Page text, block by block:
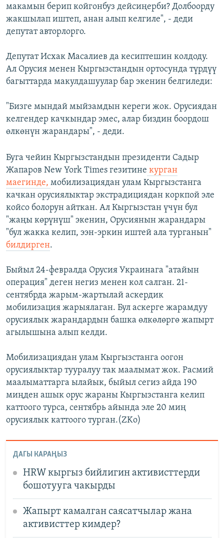
макамын берип койгонбуз дейсиңерби? Долбоорду
жакшылап иштеп, анан алып келгиле", - деди
депутат авторлорго.
Депутат Исхак Масалиев да кесиптешин колдоду.
Ал Орусия менен Кыргызстандын ортосунда түрдүү
багыттарда макулдашуулар бар экенин белгиледи:
"Бизге мындай мыйзамдын кереги жок. Орусиядан
келгендер качкындар эмес, алар биздин боордош
өлкөнүн жарандары", - деди.
Буга чейин Кыргызстандын президенти Садыр
Жапаров New York Times гезитине курган
маегинде, мобилизациядан улам Кыргызстанга
качкан орусиялыктар экстрадициядан коркпой эле
койсо болорун айткан. Ал Кыргызстан үчүн бул
"жаңы көрүнүш" экенин, Орусиянын жарандары
"бул жакка келип, ээн-эркин иштей ала турганын"
билдирген.
Быйыл 24-февралда Орусия Украинага "атайын
операция" деген негиз менен кол салган. 21-
сентябрда жарым-жартылай аскердик
мобилизация жарыялаган. Бул аскерге жарамдуу
орусиялык жарандардын башка өлкөлөргө жапырт
агылышына алып келди.
Мобилизациядан улам Кыргызстанга оогон
орусиялыктар тууралуу так маалымат жок. Расмий
маалыматтарга ылайык, быйыл сегиз айда 190
миңден ашык орус жараны Кыргызстанга келип
каттоого турса, сентябрь айында эле 20 миң
орусиялык каттоого турган.(ZKo)
ДАГЫ КАРАҢЫЗ
HRW кыргыз бийлигин активисттерди
бошотууга чакырды
Жапырт камалган саясатчылар жана
активисттер кимдер?